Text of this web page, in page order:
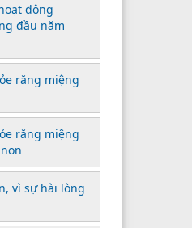
động
đầu năm
răng miệng
răng miệng
vì sự hài lòng